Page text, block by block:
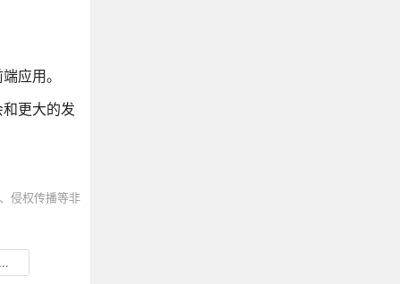
应用。
更大的发
侵权传播等非